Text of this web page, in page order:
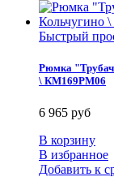
Быстрый
Рюмка
\ КМ169РМ06
6 965 руб
В корзину
В избранное
Добавить к